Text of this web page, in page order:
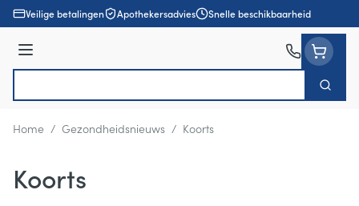
Ga naar de inhoud
Veilige betalingen Apothekersadvies Snelle beschikbaarheid
Menu
Zoek
Home / Gezondheidsnieuws / Koorts
Koorts